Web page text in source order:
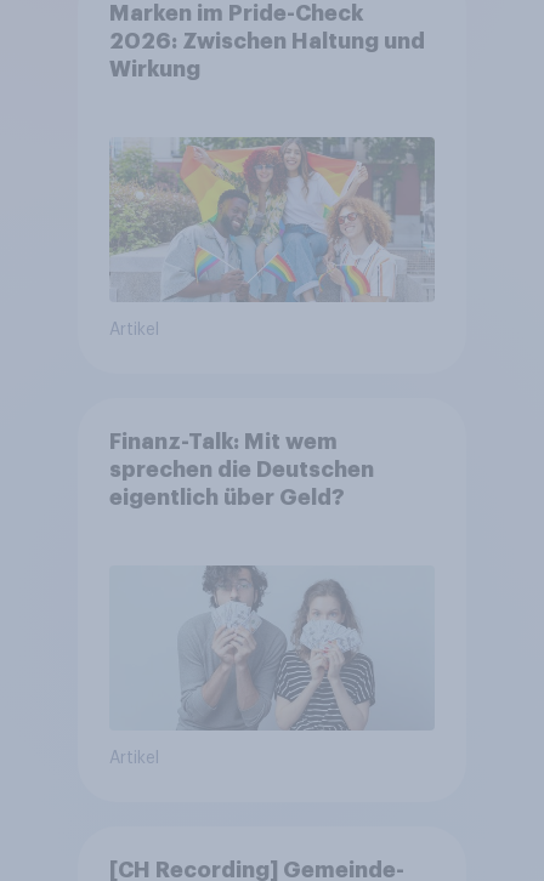
Marken im Pride-Check
2026: Zwischen Haltung und
Wirkung
Artikel
Finanz-Talk: Mit wem
sprechen die Deutschen
eigentlich über Geld?
Artikel
[CH Recording] Gemeinde-